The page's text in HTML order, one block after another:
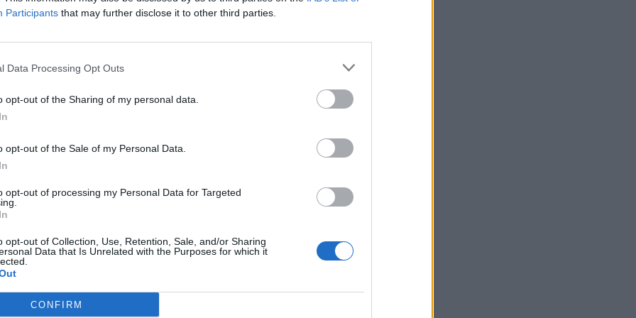
Participants that may further disclose it to other third parties.
Data Processing Opt Outs
opt-out of the Sharing of my personal data.
opt-out of the Sale of my Personal Data.
opt-out of processing my Personal Data for Targeted
opt-out of Collection, Use, Retention, Sale, and/or Sharing
Data that Is Unrelated with the Purposes for which it
CONFIRM
három hónapban rendkívüli veszteségeket szenvedtek a többszöri
(RAAM). A RAAM egy speciális tüzérségi lövedék, amely a kilövő...
portfolio.hu hírarchívumához tartozik, melynek olvasása előfizetéses
tartalmazza:
elmúlt 2 év napon belüli
Előfizetés
VAGY? BEJELENTKEZÉS